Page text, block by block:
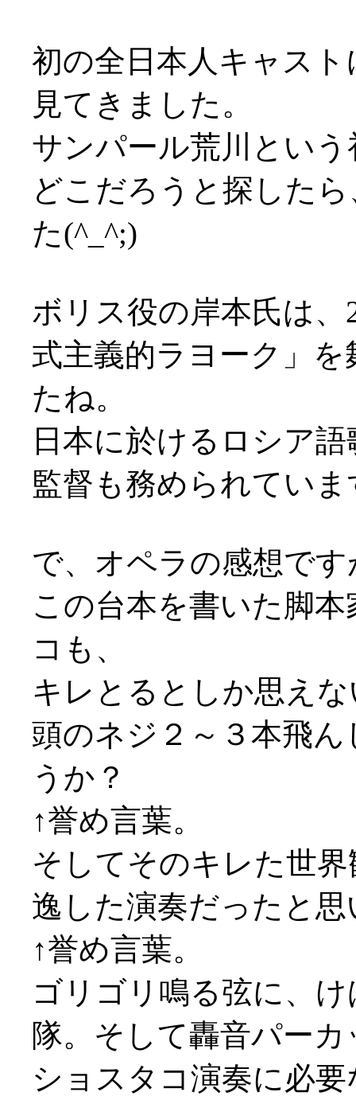
初の全日本人キャス
見てきました。
サンパール荒川とい
どこだろうと探した
た(^_^;)
ボリス役の岸本氏は
式主義的ラヨーク」
たね。
日本に於けるロシア
監督も務められていま
で、オペラの感想です
この台本を書いた脚
コも、
キレとるとしか思えな
頭のネジ２～３本飛
うか？
↑誉め言葉。
そしてそのキレた世
逸した演奏だったと
↑誉め言葉。
ゴリゴリ鳴る弦に、
隊。そして轟音パー
ショスタコ演奏に必